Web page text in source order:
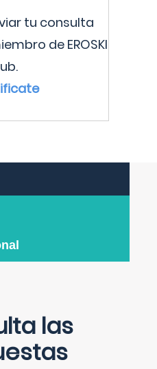
tu consulta
de EROSKI
las